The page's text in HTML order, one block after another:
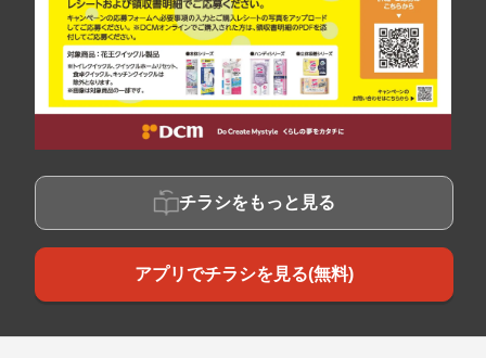
チラシをもっと見る
アプリでチラシを見る(無料)